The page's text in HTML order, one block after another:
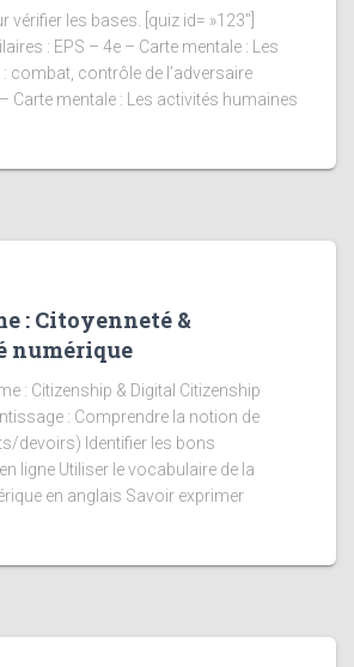
les bases. [quiz id= »123″]
: EPS – 4e – Carte mentale : Les
combat, contrôle de l’adversaire
Carte mentale : Les activités humaines
: Citoyenneté &
numérique
: Citizenship & Digital Citizenship
: Comprendre la notion de
devoirs) Identifier les bons
ligne Utiliser le vocabulaire de la
en anglais Savoir exprimer